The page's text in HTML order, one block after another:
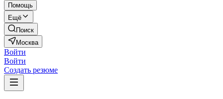
Помощь
Ещё
Поиск
Москва
Войти
Войти
Создать резюме